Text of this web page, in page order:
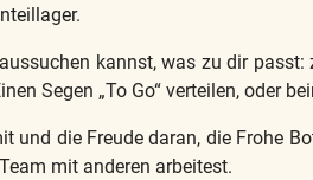
kannst, was zu dir
Segen „To Go“ verteilen, oder
und die Freude daran, die Frohe
mit anderen arbeitest.